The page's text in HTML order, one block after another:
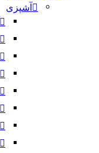
آشپزی